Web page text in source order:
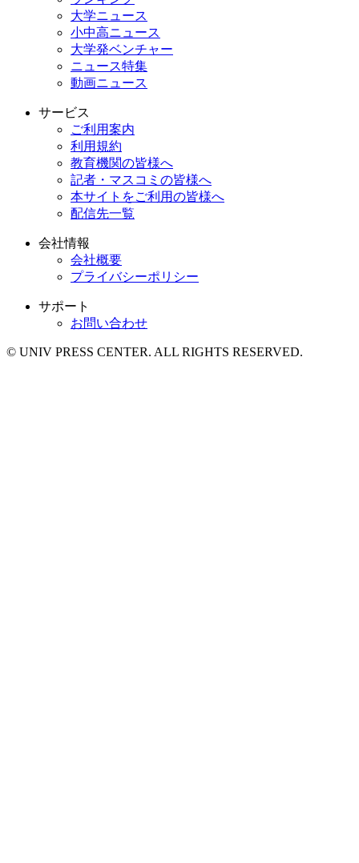
大学ニュース
小中高ニュース
大学発ベンチャー
ニュース特集
動画ニュース
サービス
ご利用案内
利用規約
教育機関の皆様へ
記者・マスコミの皆様へ
本サイトをご利用の皆様へ
配信先一覧
会社情報
会社概要
プライバシーポリシー
サポート
お問い合わせ
© UNIV PRESS CENTER. ALL RIGHTS RESERVED.